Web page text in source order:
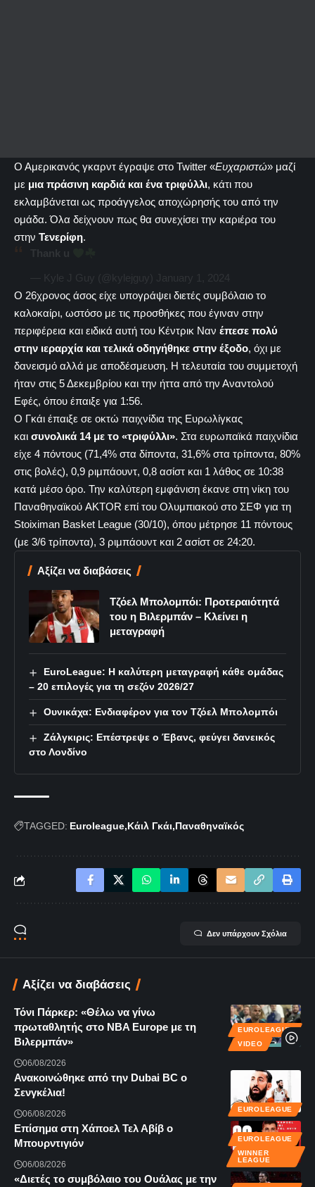
Ο Αμερικανός γκαρντ έγραψε στο Twitter «Ευχαριστώ» μαζί
με μια πράσινη καρδιά και ένα τριφύλλι, κάτι που
εκλαμβάνεται ως προάγγελος αποχώρησής του από την
ομάδα. Όλα δείχνουν πως θα συνεχίσει την καριέρα του
στην Τενερίφη.
Ο 26χρονος άσος είχε υπογράψει διετές συμβόλαιο το
καλοκαίρι, ωστόσο με τις προσθήκες που έγιναν στην
περιφέρεια και ειδικά αυτή του Κέντρικ Ναν έπεσε πολύ
στην ιεραρχία και τελικά οδηγήθηκε στην έξοδο, όχι με
δανεισμό αλλά με αποδέσμευση. Η τελευταία του συμμετοχή
ήταν στις 5 Δεκεμβρίου και την ήττα από την Αναντολού
Εφές, όπου έπαιξε για 1:56.
Ο Γκάι έπαιξε σε οκτώ παιχνίδια της Ευρωλίγκας
και συνολικά 14 με το «τριφύλλι». Στα ευρωπαϊκά παιχνίδια
είχε 4 πόντους (71,4% στα δίποντα, 31,6% στα τρίποντα, 80%
στις βολές), 0,9 ριμπάουντ, 0,8 ασίστ και 1 λάθος σε 10:38
κατά μέσο όρο. Την καλύτερη εμφάνιση έκανε στη νίκη του
Παναθηναϊκού AKTOR επί του Ολυμπιακού στο ΣΕΦ για τη
Stoiximan Basket League (30/10), όπου μέτρησε 11 πόντους
(με 3/6 τρίποντα), 3 ριμπάουντ και 2 ασίστ σε 24:20.
Αξίζει να διαβάσεις
Τζόελ Μπολομπόι: Προτεραιότητά
του η Βιλερμπάν – Κλείνει η
μεταγραφή
EuroLeague: Η καλύτερη μεταγραφή κάθε ομάδας
– 20 επιλογές για τη σεζόν 2026/27
Ουνικάχα: Ενδιαφέρον για τον Τζόελ Μπολομπόι
Ζάλγκιρις: Επέστρεψε ο Έβανς, φεύγει δανεικός
στο Λονδίνο
TAGGED: Euroleague Κάιλ Γκάι Παναθηναϊκός
Δεν υπάρχουν Σχόλια
Αξίζει να διαβάσεις
EUROLEAGUE
VIDEO
Τόνι Πάρκερ: «Θέλω να γίνω
πρωταθλητής στο NBA Europe με τη
Βιλερμπάν»
06/08/2026
EUROLEAGUE
Ανακοινώθηκε από την Dubai BC ο
Σενγκέλια!
06/08/2026
EUROLEAGUE
WINNER
LEAGUE
Επίσημα στη Χάποελ Τελ Αβίβ ο
Μπουρντιγιόν
06/08/2026
«Διετές το συμβόλαιο του Ουάλας με την